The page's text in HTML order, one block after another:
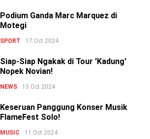
Podium Ganda Marc Marquez di
Motegi
SPORT 17 Oct 2024
Siap-Siap Ngakak di Tour 'Kadung'
Nopek Novian!
NEWS 15 Oct 2024
Keseruan Panggung Konser Musik
FlameFest Solo!
MUSIC 11 Oct 2024